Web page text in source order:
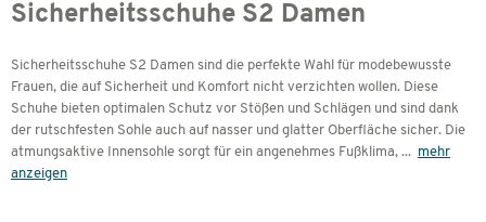
Sicherheitsschuhe S2 Damen
Sicherheitsschuhe S2 Damen sind die perfekte Wahl für modebewusste
Frauen, die auf Sicherheit und Komfort nicht verzichten wollen. Diese
Schuhe bieten optimalen Schutz vor Stößen und Schlägen und sind dank
der rutschfesten Sohle auch auf nasser und glatter Oberfläche sicher. Die
atmungsaktive Innensohle sorgt für ein angenehmes Fußklima, ... mehr
anzeigen